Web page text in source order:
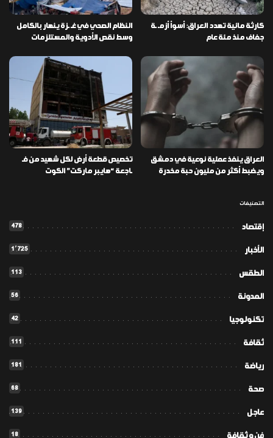
كارثة مائية تهدد العراق: أسوأ أزمـ ـة
جفاف منذ مئة عام
النظام الصحي في غـ ـزة ينهار بالكامل
وسط نقص الأدوية والمستلزمات
العراق ينفذ عملية نوعية في دمشق
ويضبط أكثر من مليون حبة مخدرة
تخصيص قطعة أرض لكل شهيد من فـ
ـاجعة “هايبر ماركت” الكوت
التصنيفات
إقتصاد 478
الأخبار 1٬725
الطقس 113
المدونة 56
تكنولوجيا 42
ثقافة 111
رياضة 181
صحة 68
عاجل 139
فن و ثقافة 18